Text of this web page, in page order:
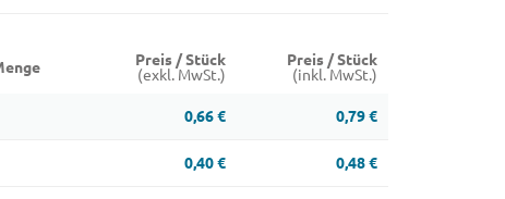
Preis / Stück
(exkl. MwSt.)
Preis / Stück
(inkl. MwSt.)
0,66 € 0,79 €
0,40 € 0,48 €